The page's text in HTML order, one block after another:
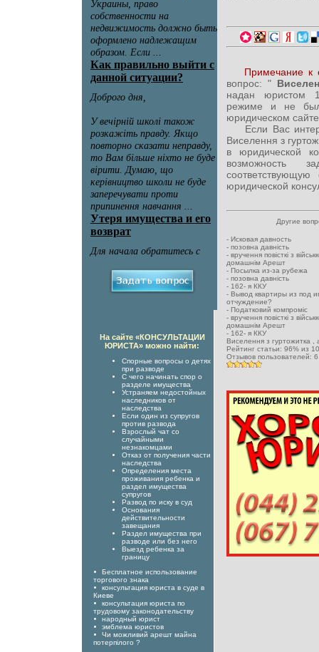
Примечание к
вопрос: "
надан юристом
режиме и не
юридическом
Если Вас
Виселення з
в юридической
возможность
юридической
Другие
- Исковая давность
- позовна давність
- вручення повісткі з
домашнім Арешт
- Посылка из-за рубежа
- позовна давність
- 162- я ККУ
- Вывод квартиры из под
отчуждение?
- Податковий компроміс
- вручення повісткі з
домашнім Арешт
- 162- я ККУ
Виселення з гуртожитка ,
Рейтинг статьи: 96% из
Отзывов пользователей: 6
На сайте «КОНСУЛЬТАЦИИ
ЮРИСТА» можно найти:
Спорные вопросы о детях
при разводе
С чего начинать спор о
разделе имущества
Устраняем недостойных
наследников от
наследства
Если один из супругов
против развода
Взрослый чат со
случайными
незнакомцами
Отказ от получения части
наследства
Определения места
проживания ребенка и
раздел имущества
супругов
Развод по иску в суд
Основания
действительности
завещания
Раздел имущества при
разводе или без него
Выезд ребенка за
границу
Бесплатное использование
торгового знака
консультация юриста в суде в
Киеве
консультация юриста по
трудовому законодательству
народный юрист
эмблема юристов
Чи можливий арешт майна
потерпілого ?